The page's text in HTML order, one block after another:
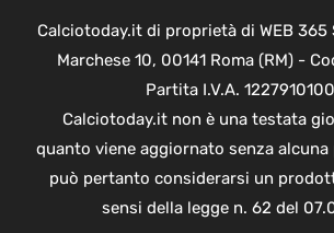
Calciotoday.it di proprietà di WEB 365
Marchese 10, 00141 Roma (RM) -
Partita I.V.A.
Calciotoday.it non è una testata
quanto viene aggiornato senza
può pertanto considerarsi un
sensi della legge n. 62 del